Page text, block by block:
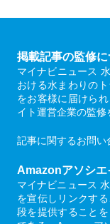
掲載記事の監修に
マイナビニュース
おける水まわりの
をお客様に届けら
イト運営企業の監修
記事に関するお問い
Amazonアソシエ
マイナビニュース
を宣伝しリンクす
段を提供すること